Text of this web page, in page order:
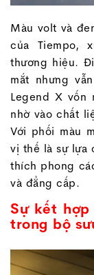
Màu volt và
của Tiempo,
thương hiệu.
mắt nhưng
Legend X vốn
nhờ vào chất
Với phối màu
vị thế là sự lựa
thích phong
và đẳng cấp.
Sự kết
trong bộ